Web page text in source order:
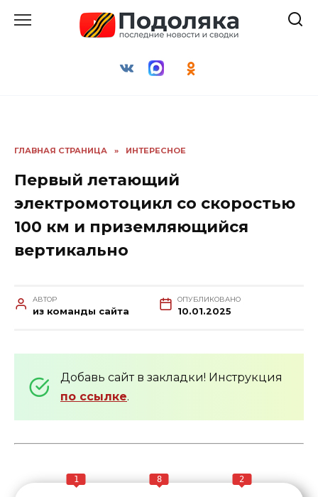
ГЛАВНАЯ СТРАНИЦА » ИНТЕРЕСНОЕ
Первый летающий
электромотоцикл со скоростью
100 км и приземляющийся
вертикально
АВТОР
из команды сайта
ОПУБЛИКОВАНО
10.01.2025
Добавь сайт в закладки! Инструкция
по ссылке.
1 8 2